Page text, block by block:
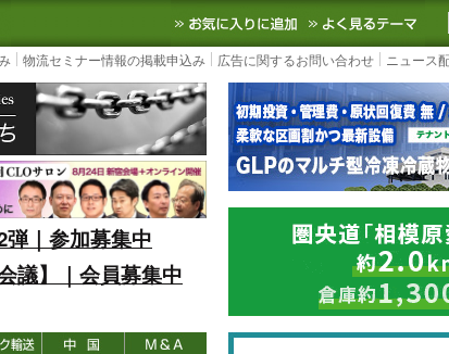
ースサイト
3PL, SCMなど国内外の最新の物流ニュースをお届け
お気に入りに追加
物流セミナー情報の掲載申込み 広告に関するお問い合わせ ニュース
｜参加募集中
議】｜会員募集中